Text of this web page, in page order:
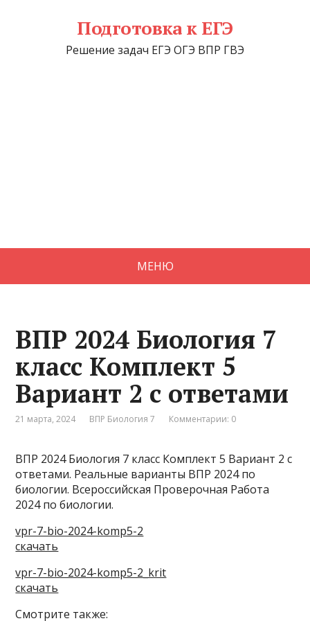
Подготовка к ЕГЭ
Решение задач ЕГЭ ОГЭ ВПР ГВЭ
МЕНЮ
ВПР 2024 Биология 7
класс Комплект 5
Вариант 2 с ответами
21 марта, 2024 ВПР Биология 7 Комментарии: 0
ВПР 2024 Биология 7 класс Комплект 5 Вариант 2 с
ответами. Реальные варианты ВПР 2024 по
биологии. Всероссийская Проверочная Работа
2024 по биологии.
vpr-7-bio-2024-komp5-2
скачать
vpr-7-bio-2024-komp5-2_krit
скачать
Смотрите также: